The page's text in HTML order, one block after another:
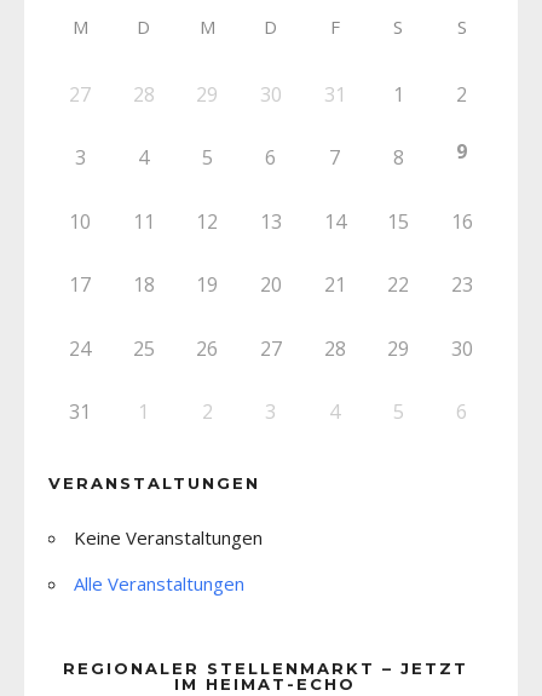
M D M D F S S
27 28 29 30 31 1 2
3 4 5 6 7 8 9
10 11 12 13 14 15 16
17 18 19 20 21 22 23
24 25 26 27 28 29 30
31 1 2 3 4 5 6
VERANSTALTUNGEN
Keine Veranstaltungen
Alle Veranstaltungen
REGIONALER STELLENMARKT – JETZT
IM HEIMAT-ECHO